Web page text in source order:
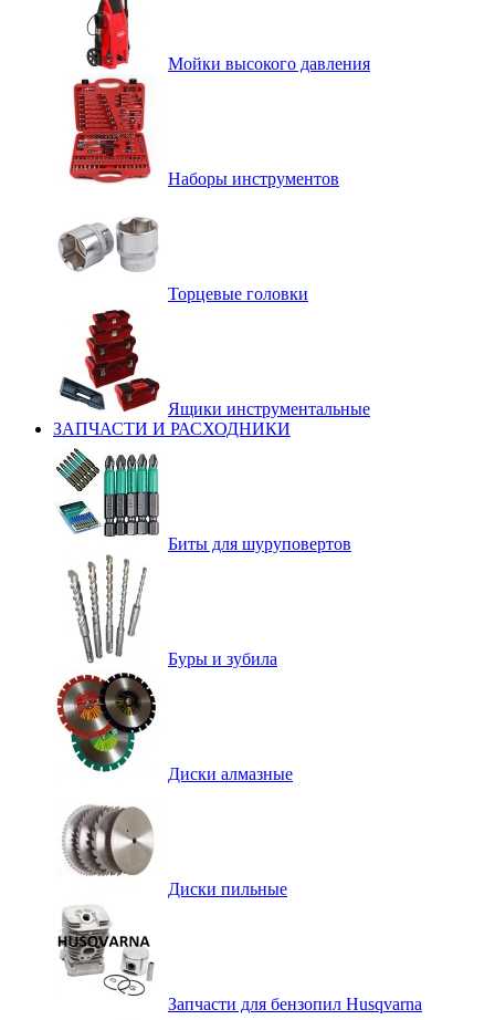
Мойки высокого давления
Наборы инструментов
Торцевые головки
Ящики инструментальные
ЗАПЧАСТИ И РАСХОДНИКИ
Биты для шуруповертов
Буры и зубила
Диски алмазные
Диски пильные
Запчасти для бензопил Husqvarna